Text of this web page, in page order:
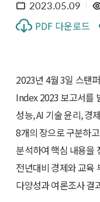
2023.05.09
PDF 다운로드
2023년 4월 3일 스탠
Index 2023 보고서를
성능, AI 기술 윤리, 경
8개의 장으로 구분하
분석하여 핵심 내용을
전년대비 경제와 교육
다양성과 여론조사 결